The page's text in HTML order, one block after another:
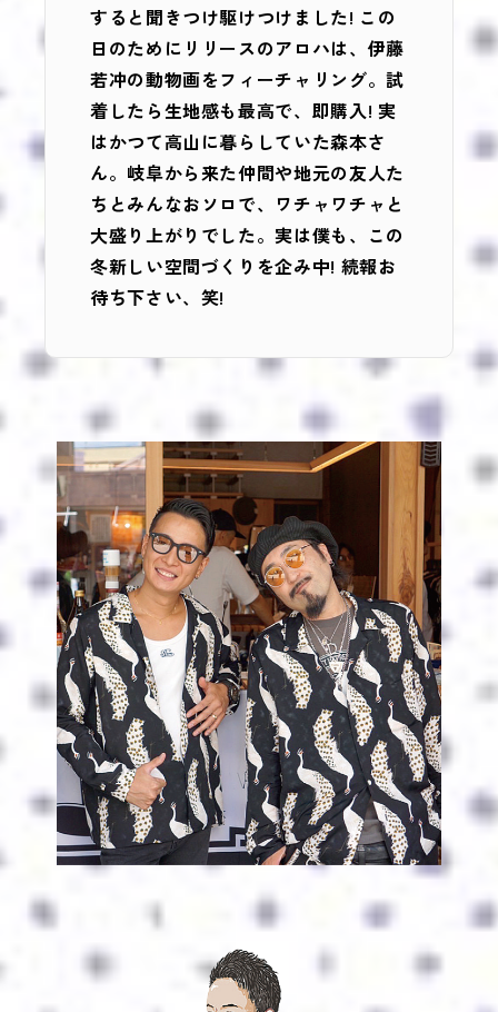
すると聞きつけ駆けつけました! この
日のためにリリースのアロハは、伊藤
若冲の動物画をフィーチャリング。試
着したら生地感も最高で、即購入! 実
はかつて高山に暮らしていた森本さ
ん。岐阜から来た仲間や地元の友人た
ちとみんなおソロで、ワチャワチャと
大盛り上がりでした。実は僕も、この
冬新しい空間づくりを企み中! 続報お
待ち下さい、笑!